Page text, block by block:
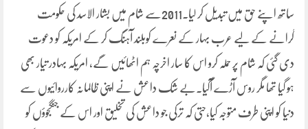
ساتھ اپنے حق میں تبدیل کر لیا۔2011سے شام میں بشار الاسد کی حکومت
گرانے کے لیے عرب بہار کے نعرے کوبلند آہنگ کر کے امریکہ کو دعوت
دی گئی کہ شام پر حملہ کرو اس کا سار اخرچہ ہم اٹھائیں گے، امریکہ بہادر تیار بھی
ہو گیا تھا مگر روس آڑے آگیا۔بے شک داعش نے اپنی ظالمانہ کارروائیوں سے
دنیا کو اپنی طرف متوجہ کیا،حتی کہ ترکی جو داعش کی تخلیق اور اس کے جنگجوؤں کو